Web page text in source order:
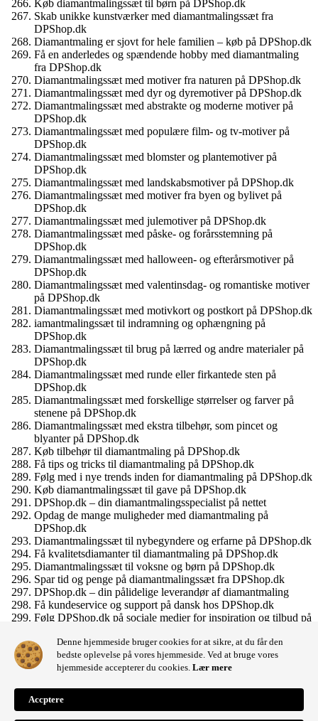
Denne hjemmeside bruger cookies for at sikre, at du får den
bedste oplevelse på vores hjemmeside. Ved at bruge vores
hjemmeside accepterer du cookies. Lær mere
Accptere
Køb diamantmalingssæt til børn på DPShop.dk
Skab unikke kunstværker med diamantmalingssæt fra
DPShop.dk
Diamantmaling er sjovt for hele familien – køb på DPShop.dk
Få en anderledes og spændende hobby med diamantmaling
fra DPShop.dk
Diamantmalingssæt med motiver fra naturen på DPShop.dk
Diamantmalingssæt med dyr og dyremotiver på DPShop.dk
Diamantmalingssæt med abstrakte og moderne motiver på
DPShop.dk
Diamantmalingssæt med populære film- og tv-motiver på
DPShop.dk
Diamantmalingssæt med blomster og plantemotiver på
DPShop.dk
Diamantmalingssæt med landskabsmotiver på DPShop.dk
Diamantmalingssæt med motiver fra byen og bylivet på
DPShop.dk
Diamantmalingssæt med julemotiver på DPShop.dk
Diamantmalingssæt med påske- og forårsstemning på
DPShop.dk
Diamantmalingssæt med halloween- og efterårsmotiver på
DPShop.dk
Diamantmalingssæt med valentinsdag- og romantiske motiver
på DPShop.dk
Diamantmalingssæt med motivkort og postkort på DPShop.dk
iamantmalingssæt til indramning og ophængning på
DPShop.dk
Diamantmalingssæt til brug på lærred og andre materialer på
DPShop.dk
Diamantmalingssæt med runde eller firkantede sten på
DPShop.dk
Diamantmalingssæt med forskellige størrelser og farver på
stenene på DPShop.dk
Diamantmalingssæt med ekstra tilbehør, som pincet og
blyanter på DPShop.dk
Køb tilbehør til diamantmaling på DPShop.dk
Få tips og tricks til diamantmaling på DPShop.dk
Følg med i nye trends inden for diamantmaling på DPShop.dk
Køb diamantmalingssæt til gave på DPShop.dk
DPShop.dk – din diamantmalingsspecialist på nettet
Opdag de mange muligheder med diamantmaling på
DPShop.dk
Diamantmalingssæt til nybegyndere og erfarne på DPShop.dk
Få kvalitetsdiamanter til diamantmaling på DPShop.dk
Diamantmalingssæt til voksne og børn på DPShop.dk
Spar tid og penge på diamantmalingssæt fra DPShop.dk
DPShop.dk – din pålidelige leverandør af diamantmaling
Få kundeservice og support på dansk hos DPShop.dk
Følg DPShop.dk på sociale medier for inspiration og tilbud på
Bliv en del af DPShop.dk’s diamantmalingssamfund
Diamantmalingssæt til dig, der vil udfordre din kreativitet på
DPShop.dk.
Shopping cart
Der er ingen produkter i kurven!